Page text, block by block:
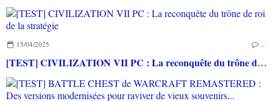
15/04/2025
[TEST] CIVILIZATION VII PC : La reconquête du trône de roi de la stratégie